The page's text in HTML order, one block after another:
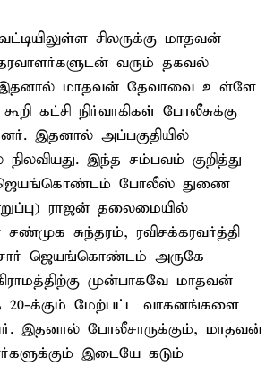
சிலருக்கு மாதவன்
வரும் தகவல்
இதனால் மாதவன் தேவாவை உள்ளே
கட்சி நிர்வாகிகள் போலீசுக்கு
இதனால் அப்பகுதியில்
இந்த சம்பவம் குறித்து
ஜெயங்கொண்டம் போலீஸ் துணை
ராஜன் தலைமையில்
சுந்தரம், ரவிசக்கரவர்த்தி
ஜெயங்கொண்டம் அருகே
முன்பாகவே மாதவன்
20-க்கும் மேற்பட்ட வாகனங்களை
இதனால் போலீசாருக்கும், மாதவன்
இடையே கடும்